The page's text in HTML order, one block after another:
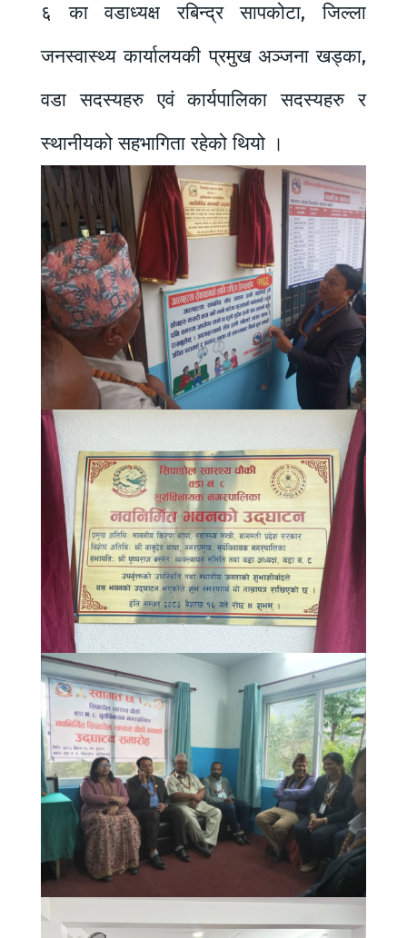
६ का वडाध्यक्ष रबिन्द्र सापकोटा, जिल्ला
जनस्वास्थ्य कार्यालयकी प्रमुख अञ्जना खड्का,
वडा सदस्यहरु एवं कार्यपालिका सदस्यहरु र
स्थानीयको सहभागिता रहेको थियो ।